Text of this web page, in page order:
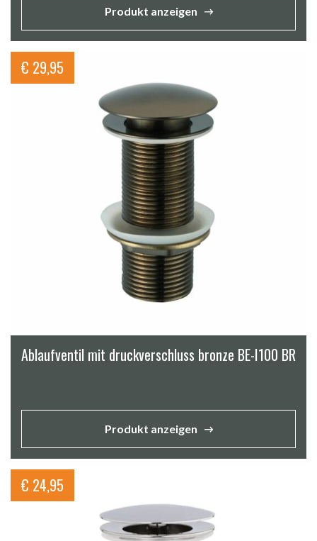
Produkt anzeigen
€ 29,95
Ablaufventil mit druckverschluss bronze BE-I100 BR
Produkt anzeigen
€ 24,95